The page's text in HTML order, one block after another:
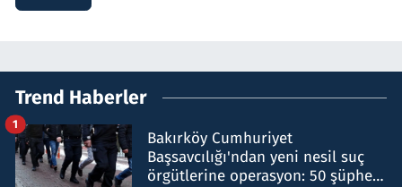
Trend Haberler
Bakırköy Cumhuriyet
Başsavcılığı'ndan yeni nesil suç
örgütlerine operasyon: 50 şüpheli
1